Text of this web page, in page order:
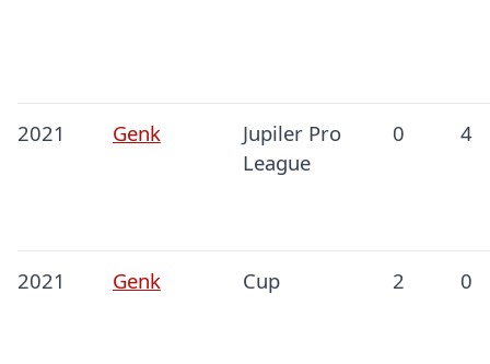
2021 Genk
Jupiler Pro
League
0 4
2021 Genk Cup 2 0